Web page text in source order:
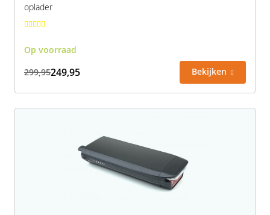
oplader
Op voorraad
299,95249,95 Bekijken